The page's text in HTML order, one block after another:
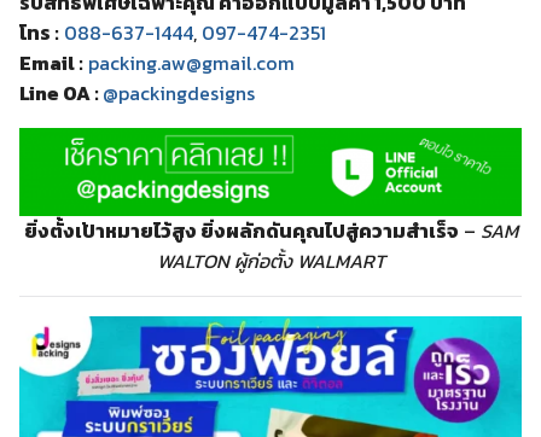
โทร : 088-637-1444, 097-474-2351
Email : packing.aw@gmail.com
Line OA :@packingdesigns
ยิ่งตั้งเป้าหมายไว้สูง ยิ่งผลักดันคุณไปสู่ความสำเร็จ – SAM
WALTON ผู้ก่อตั้ง WALMART